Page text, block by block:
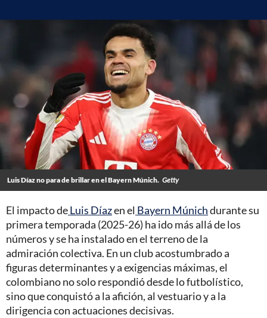
Luis Díaz no para de brillar en el Bayern Múnich. Getty
El impacto deLuis Díazen el Bayern Múnichdurante su
primera temporada (2025-26) ha ido más allá de los
números y se ha instalado en el terreno de la
admiración colectiva. En un club acostumbrado a
figuras determinantes y a exigencias máximas, el
colombiano no solo respondió desde lo futbolístico,
sino que conquistó a la afición, al vestuario y a la
dirigencia con actuaciones decisivas.